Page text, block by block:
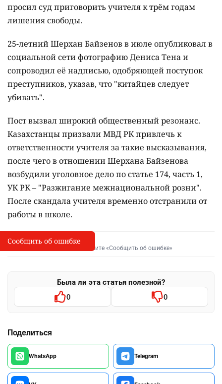
просил суд приговорить учителя к трём годам
лишения свободы.
25-летний Шерхан Байзенов в июле опубликовал в
социальной сети фотографию Дениса Тена и
сопроводил её надписью, одобряющей поступок
преступников, указав, что "китайцев следует
убивать".
Пост вызвал широкий общественный резонанс.
Казахстанцы призвали МВД РК привлечь к
ответственности учителя за такие высказывания,
после чего в отношении Шерхана Байзенова
возбудили уголовное дело по статье 174, часть 1,
УК РК – "Разжигание межнациональной розни".
После скандала учителя временно отстранили от
работы в школе.
I
Сообщить об опечатке
Выделите фрагмент и нажмите «Сообщить об ошибке»
Была ли эта статья полезной?
0 0
Поделиться
WhatsApp Telegram
Сообщить об ошибке